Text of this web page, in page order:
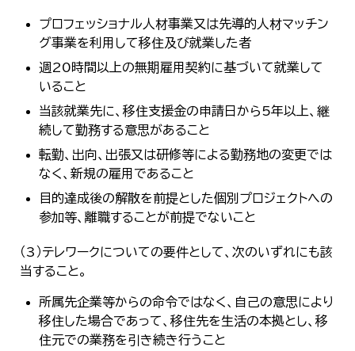
プロフェッショナル人材事業又は先導的人材マッチン
グ事業を利用して移住及び就業した者
週20時間以上の無期雇用契約に基づいて就業して
いること
当該就業先に、移住支援金の申請日から5年以上、継
続して勤務する意思があること
転勤、出向、出張又は研修等による勤務地の変更では
なく、新規の雇用であること
目的達成後の解散を前提とした個別プロジェクトへの
参加等、離職することが前提でないこと
（3）テレワークについての要件として、次のいずれにも該
当すること。
所属先企業等からの命令ではなく、自己の意思により
移住した場合であって、移住先を生活の本拠とし、移
住元での業務を引き続き行うこと